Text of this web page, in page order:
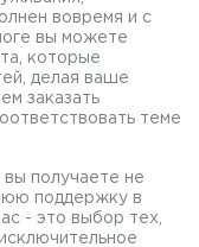
вовремя и с
вы можете
которые
делая ваше
заказать
теме
получаете не
поддержку в
- это выбор тех,